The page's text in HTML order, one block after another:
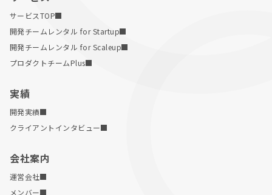
サービスTOP
開発チームレンタル for Startup
開発チームレンタル for Scaleup
プロダクトチームPlus
実績
開発実績
クライアントインタビュー
会社案内
運営会社
メンバー